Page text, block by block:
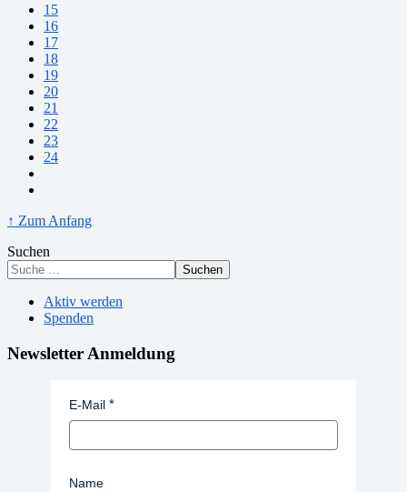
15
16
17
18
19
20
21
22
23
24
↑ Zum Anfang
Suchen
Suchen
Aktiv werden
Spenden
Newsletter Anmeldung
E-Mail
Name